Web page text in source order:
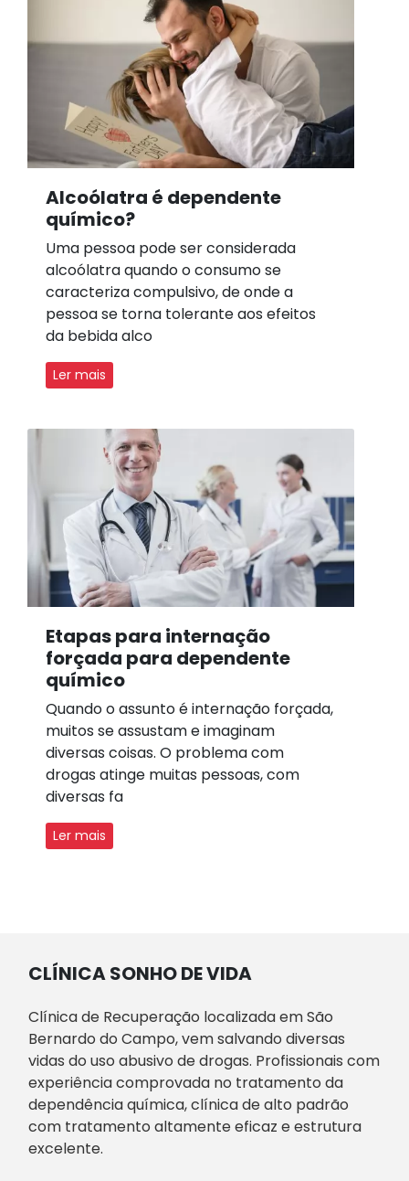
Alcoólatra é dependente
químico?
Uma pessoa pode ser considerada
alcoólatra quando o consumo se
caracteriza compulsivo, de onde a
pessoa se torna tolerante aos efeitos
da bebida alco
Ler mais
Etapas para internação
forçada para dependente
químico
Quando o assunto é internação forçada,
muitos se assustam e imaginam
diversas coisas. O problema com
drogas atinge muitas pessoas, com
diversas fa
Ler mais
CLÍNICA SONHO DE VIDA
Clínica de Recuperação localizada em São
Bernardo do Campo, vem salvando diversas
vidas do uso abusivo de drogas. Profissionais com
experiência comprovada no tratamento da
dependência química, clínica de alto padrão
com tratamento altamente eficaz e estrutura
excelente.